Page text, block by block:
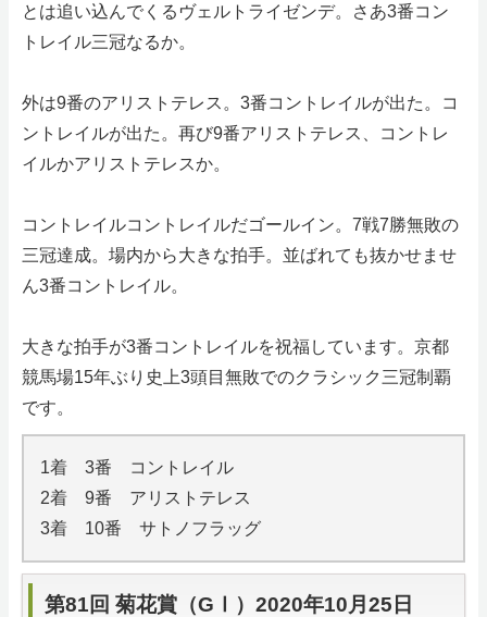
とは追い込んでくるヴェルトライゼンデ。さあ3番コン
トレイル三冠なるか。
外は9番のアリストテレス。3番コントレイルが出た。コ
ントレイルが出た。再び9番アリストテレス、コントレ
イルかアリストテレスか。
コントレイルコントレイルだゴールイン。7戦7勝無敗の
三冠達成。場内から大きな拍手。並ばれても抜かせませ
ん3番コントレイル。
大きな拍手が3番コントレイルを祝福しています。京都
競馬場15年ぶり史上3頭目無敗でのクラシック三冠制覇
です。
1着 3番 コントレイル
2着 9番 アリストテレス
3着 10番 サトノフラッグ
第81回 菊花賞（GⅠ）2020年10月25日